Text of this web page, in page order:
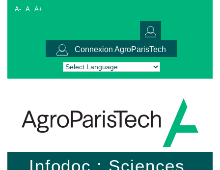
A- A A+
Connexion AgroParisTech
Powered by Translate
Infodoc : Sciences,